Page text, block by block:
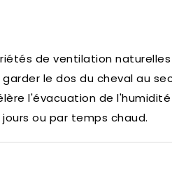
de ventilation
le dos du cheval au
l'évacuation de
ou par temps chaud.